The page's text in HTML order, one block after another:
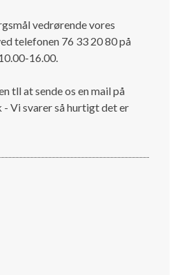
vedrørende vores
telefonen 76 33 20 80 på
16.00.
tll at sende os en mail på
Vi svarer så hurtigt det er